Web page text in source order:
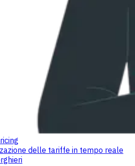
delle tariffe in tempo reale